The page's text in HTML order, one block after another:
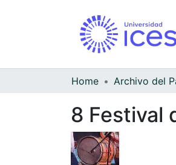
Home
8 Festival